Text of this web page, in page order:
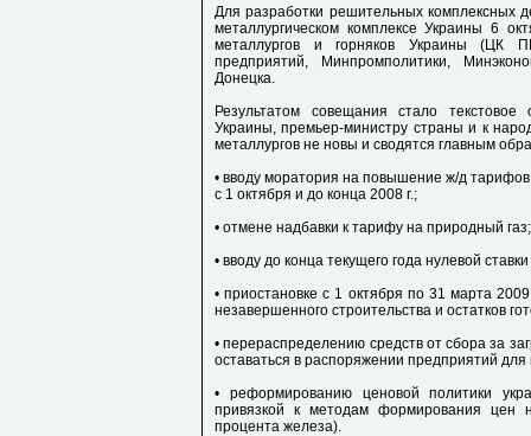
Для разработки решительных комплексных
металлургическом комплексе Украины 6
металлургов и горняков Украины (ЦК
предприятий, Минпромполитики,
Донецка.
Результатом совещания стало
Украины, премьер-министру страны и к
металлургов не новы и сводятся главным
• вводу моратория на повышение ж/д
с 1 октября и до конца 2008 г.;
• отмене надбавки к тарифу на природный газ;
• вводу до конца текущего года нулевой
• приостановке с 1 октября по 31 марта
незавершенного строительства и остатков
• перераспределению средств от сбора за
оставаться в распоряжении предприятий для
• реформированию ценовой политики
привязкой к методам формирования цен
процента железа).